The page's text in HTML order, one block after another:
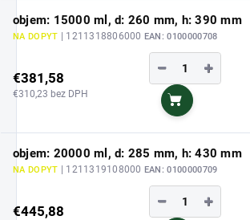
objem: 15000 ml, d: 260 mm, h: 390 mm
NA DOPYT | 1211318806000 EAN: 0100000708
€381,58
€310,23 bez DPH
+
−
Do košíka
objem: 20000 ml, d: 285 mm, h: 430 mm
NA DOPYT | 1211319108000 EAN: 0100000709
€445,88 +
−